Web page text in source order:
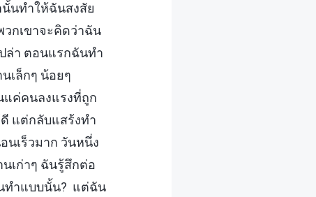
นั้นทำให้ฉันสงสัย
วกเขาจะคิดว่าฉัน
ล่า ตอนแรกฉันทำ
เล็กๆ น้อยๆ
แค่คนลงแรงที่ถูก
ดี แต่กลับแสร้งทำ
นเร็วมาก วันหนึ่ง
เก่าๆ ฉันรู้สึกต่อ
ทำแบบนั้น? แต่ฉัน